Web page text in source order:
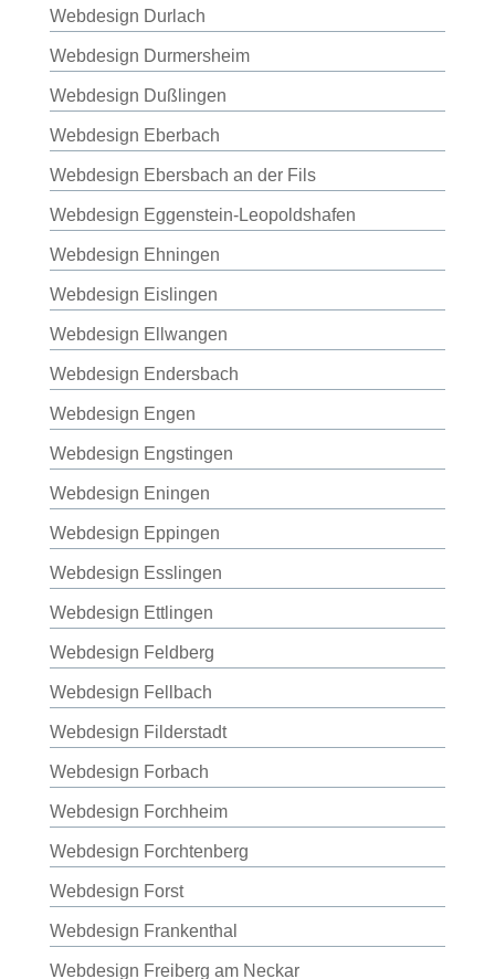
Webdesign Durlach
Webdesign Durmersheim
Webdesign Dußlingen
Webdesign Eberbach
Webdesign Ebersbach an der Fils
Webdesign Eggenstein-Leopoldshafen
Webdesign Ehningen
Webdesign Eislingen
Webdesign Ellwangen
Webdesign Endersbach
Webdesign Engen
Webdesign Engstingen
Webdesign Eningen
Webdesign Eppingen
Webdesign Esslingen
Webdesign Ettlingen
Webdesign Feldberg
Webdesign Fellbach
Webdesign Filderstadt
Webdesign Forbach
Webdesign Forchheim
Webdesign Forchtenberg
Webdesign Forst
Webdesign Frankenthal
Webdesign Freiberg am Neckar